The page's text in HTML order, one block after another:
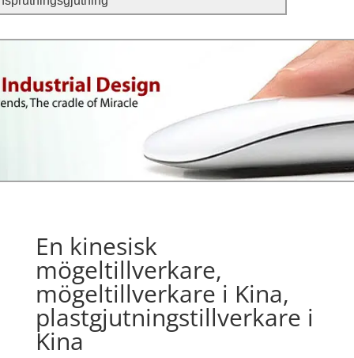
En kinesisk
mögeltillverkare,
mögeltillverkare i Kina,
plastgjutningstillverkare i
Kina